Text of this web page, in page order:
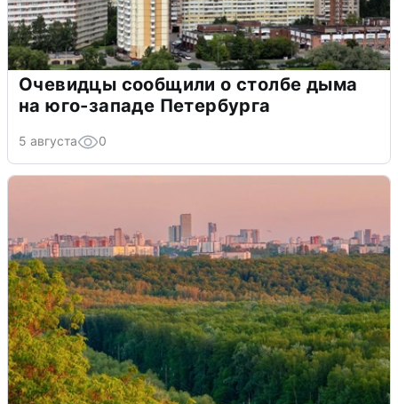
Очевидцы сообщили о столбе дыма
на юго-западе Петербурга
5 августа 0